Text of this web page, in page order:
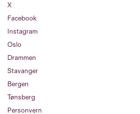
X
Facebook
Instagram
Oslo
Drammen
Stavanger
Bergen
Tønsberg
Personvern